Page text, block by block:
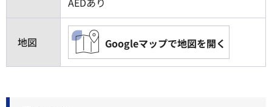
地図 Googleマップで地図を開く